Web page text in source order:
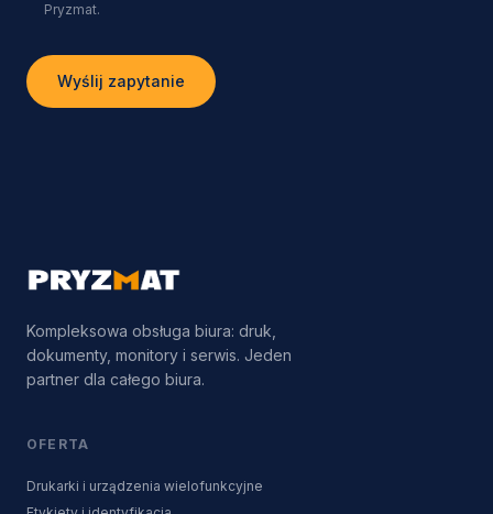
Pryzmat.
Wyślij zapytanie
Kompleksowa obsługa biura: druk,
dokumenty, monitory i serwis. Jeden
partner dla całego biura.
OFERTA
Drukarki i urządzenia wielofunkcyjne